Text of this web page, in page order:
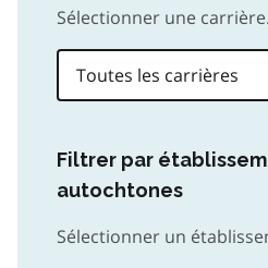
Sélectionner une carrière.
Filtrer par
autochtones
Sélectionner un